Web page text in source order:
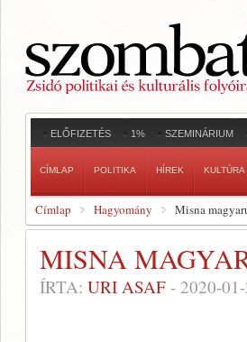
ELŐFIZETÉS 1% SZEMINÁRIUM
CÍMLAP POLITIKA HÍREK KULTÚRA
Címlap Hagyomány Misna
MISNA
ÍRTA: URI ASAF - 2020-